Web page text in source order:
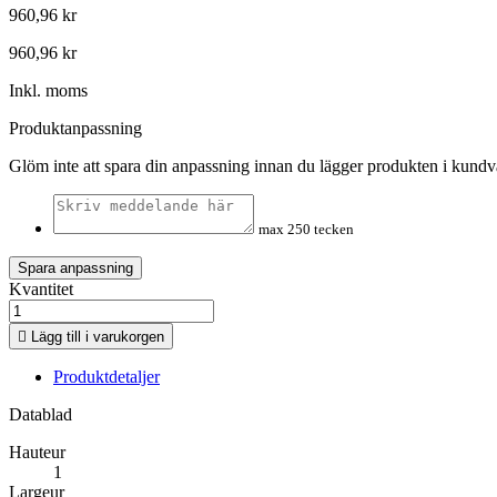
960,96 kr
960,96 kr
Inkl. moms
Produktanpassning
Glöm inte att spara din anpassning innan du lägger produkten i
max 250 tecken
Spara anpassning
Kvantitet
 Lägg till i varukorgen
Produktdetaljer
Datablad
Hauteur
1
Largeur